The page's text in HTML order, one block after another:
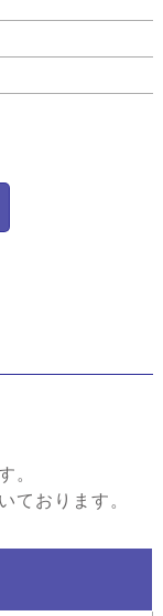
。
ております。